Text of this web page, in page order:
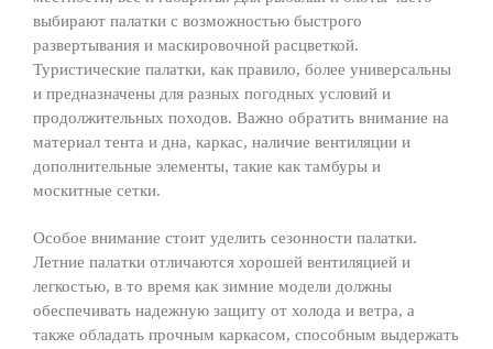
выбирают палатки с возможностью быстрого
развертывания и маскировочной расцветкой.
Туристические палатки, как правило, более универсальны
и предназначены для разных погодных условий и
продолжительных походов. Важно обратить внимание на
материал тента и дна, каркас, наличие вентиляции и
дополнительные элементы, такие как тамбуры и
москитные сетки.
Особое внимание стоит уделить сезонности палатки.
Летние палатки отличаются хорошей вентиляцией и
легкостью, в то время как зимние модели должны
обеспечивать надежную защиту от холода и ветра, а
также обладать прочным каркасом, способным выдержать